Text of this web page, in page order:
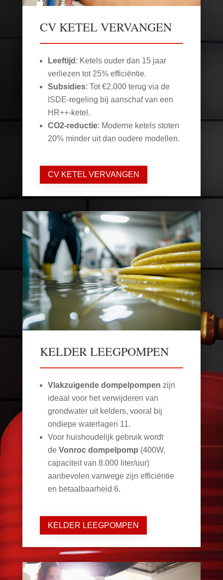
CV KETEL VERVANGEN
Leeftijd : Ketels ouder dan 15 jaar
verliezen tot 25% efficiëntie.
Subsidies: Tot €2.000 terug via de
ISDE-regeling bij aanschaf van een
HR++-ketel.
CO2-reductie: Moderne ketels stoten
20% minder uit dan oudere modellen.
CV KETEL VERVANGEN
KELDER LEEGPOMPEN
Vlakzuigende dompelpompen zijn
ideaal voor het verwijderen van
grondwater uit kelders, vooral bij
ondiepe waterlagen 11.
Voor huishoudelijk gebruik wordt
de Vonroc dompelpomp (400W,
capaciteit van 8.000 liter/uur)
aanbevolen vanwege zijn efficiëntie
en betaalbaarheid 6.
KELDER LEEGPOMPEN